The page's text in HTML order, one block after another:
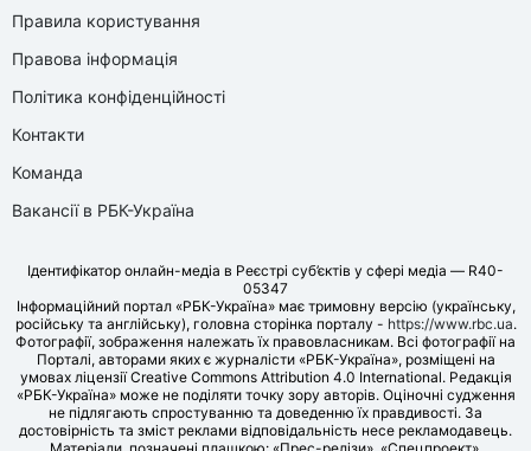
Правила користування
Правова інформація
Політика конфіденційності
Контакти
Команда
Вакансії в РБК-Україна
Ідентифікатор онлайн-медіа в Реєстрі суб’єктів у сфері медіа — R40-
05347
Інформаційний портал «РБК-Україна» має тримовну версію (українську,
російську та англійську), головна сторінка порталу - https://www.rbc.ua.
Фотографії, зображення належать їх правовласникам. Всі фотографії на
Порталі, авторами яких є журналісти «РБК-Україна», розміщені на
умовах ліцензії Creative Commons Attribution 4.0 International. Редакція
«РБК-Україна» може не поділяти точку зору авторів. Оціночні судження
не підлягають спростуванню та доведенню їх правдивості. За
достовірність та зміст реклами відповідальність несе рекламодавець.